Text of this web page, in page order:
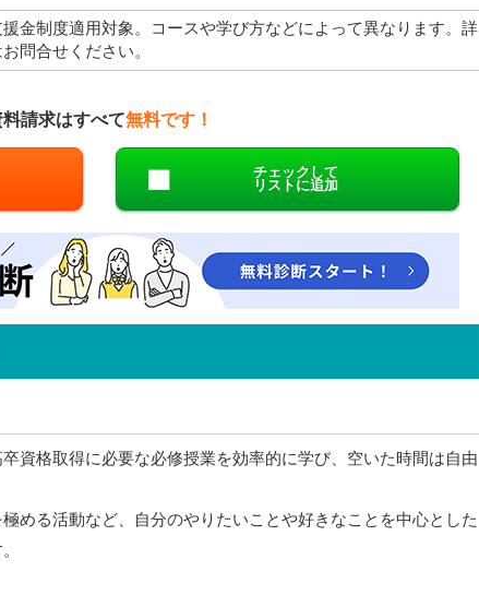
金制度適用対象。コースや学び方などによって異なります。詳
問合せください。
料請求はすべて無料です！
チェックして
リストに追加
資格取得に必要な必修授業を効率的に学び、空いた時間は自由
める活動など、自分のやりたいことや好きなことを中心とした